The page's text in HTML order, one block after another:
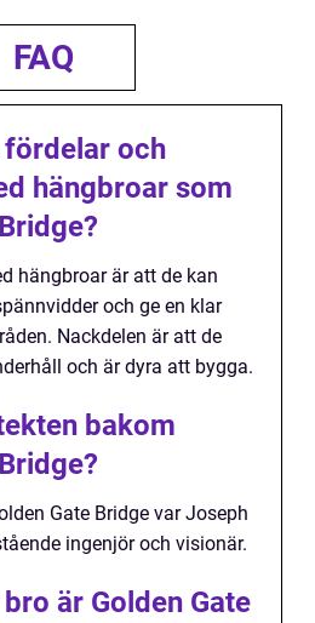
FAQ
fördelar och
hängbroar som
hängbroar är att de kan
och ge en klar
Nackdelen är att de
och är dyra att bygga.
bakom
Gate Bridge var Joseph
ingenjör och visionär.
är Golden Gate